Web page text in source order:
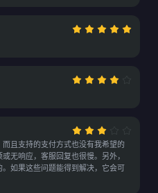
且支持的支付方式也没有我希望的
无响应，客服回复也很慢。另外，
如果这些问题能得到解决，它会可